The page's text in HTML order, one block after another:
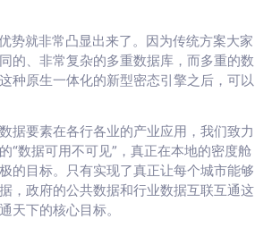
势就非常凸显出来了。因为传统方案大家
的、非常复杂的多重数据库，而多重的数
种原生一体化的新型密态引擎之后，可以
据要素在各行各业的产业应用，我们致力
“数据可用不可见”，真正在本地的密度舱
的目标。只有实现了真正让每个城市能够
，政府的公共数据和行业数据互联互通这
天下的核心目标。